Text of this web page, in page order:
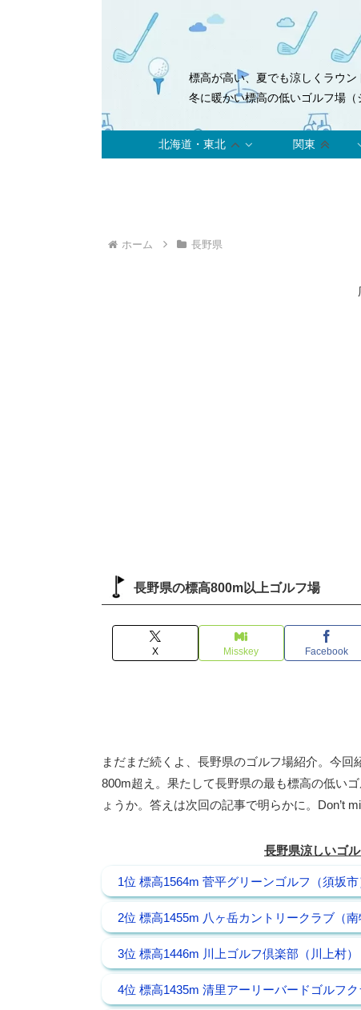
標高が高い、夏でも涼しくラウ
冬に暖かい標高の低いゴルフ場
北海道・東北 関東
ホーム 長野県
長野県の標高800m以上ゴルフ場
X Misskey Facebook
まだまだ続くよ、長野県のゴルフ場紹介。今
800m超え。果たして長野県の最も標高の低い
ょうか。答えは次回の記事で明らかに。Don’t
長野県涼しいゴ
1位 標高1564m 菅平グリーンゴルフ（須坂市
2位 標高1455m 八ヶ岳カントリークラブ（南
3位 標高1446m 川上ゴルフ倶楽部（川上村）
4位 標高1435m 清里アーリーバードゴルフク